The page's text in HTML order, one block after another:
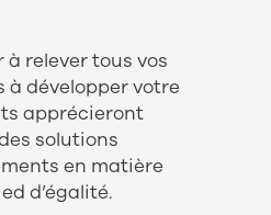
relever tous vos
à développer votre
apprécieront
solutions
en matière
d’égalité.